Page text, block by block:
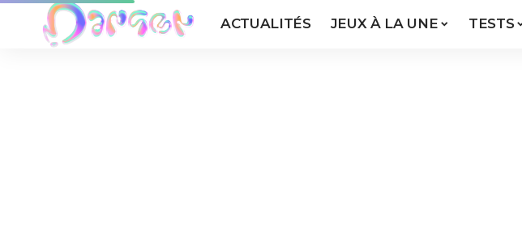
ACTUALITÉS JEUX À LA UNE TESTS